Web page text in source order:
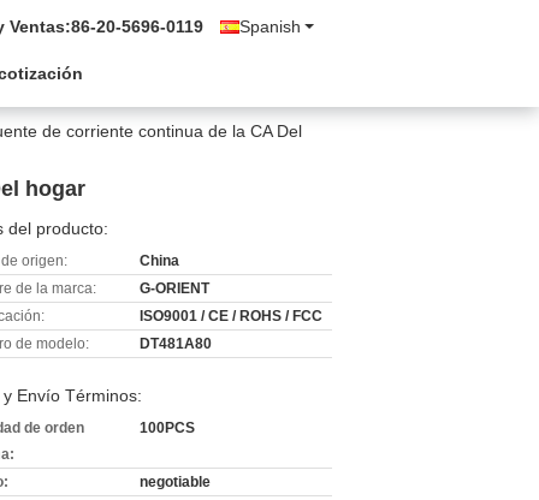
Spanish
Ventas:86-20-5696-0119
de corriente continua de la CA Del
hogar
del producto:
origen:
China
de la marca:
G-ORIENT
ISO9001 / CE / ROHS / FCC
de modelo:
DT481A80
y Envío Términos:
de orden
100PCS
negotiable